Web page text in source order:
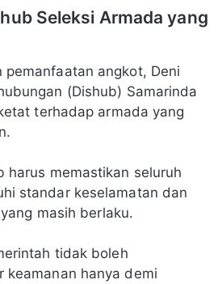
Seleksi Armada yang
pemanfaatan angkot, Deni
(Dishub) Samarinda
terhadap armada yang
harus memastikan seluruh
standar keselamatan dan
masih berlaku.
tidak boleh
keamanan hanya demi